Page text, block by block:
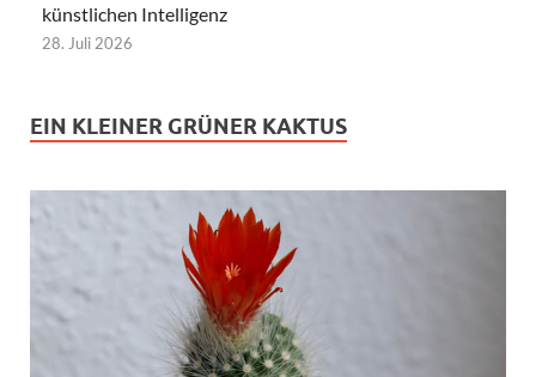
künstlichen Intelligenz
28. Juli 2026
EIN KLEINER GRÜNER KAKTUS